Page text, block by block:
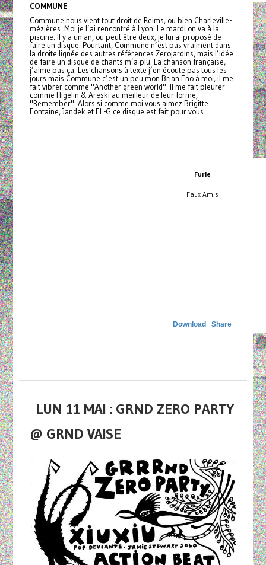
COMMUNE
Commune nous vient tout droit de Reims, ou bien Charleville-
mézières. Moi je l’ai rencontré à Lyon. Le mardi on va à la
piscine. Il y a un an, ou peut être deux, je lui ai proposé de
faire un disque. Pourtant, Commune n’est pas vraiment dans
la droite lignée des autres références Zerojardins, mais l’idée
de faire un disque de chants m’a plu. La chanson française,
j’aime pas ça. Les chansons à texte j’en écoute pas tous les
jours mais Commune c’est un peu mon Brian Eno à moi, il me
fait vibrer comme "Another green world". Il me fait pleurer
comme Higelin & Areski au meilleur de leur forme,
"Remember". Alors si comme moi vous aimez Brigitte
Fontaine, Jandek et EL-G ce disque est fait pour vous.
Furie
Faux Amis
Download Share
LUN 11 MAI : GRND ZERO PARTY
@ GRND VAISE